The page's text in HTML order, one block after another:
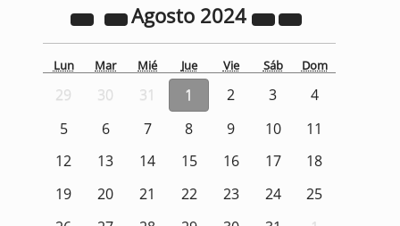
Agosto 2024
Lun Mar Mié Jue Vie Sáb Dom
29 30 31 1 2 3
4
5
6 7 8 9 10
11
12
13 14 15 16 17
18
19
20 21 22 23 24
25